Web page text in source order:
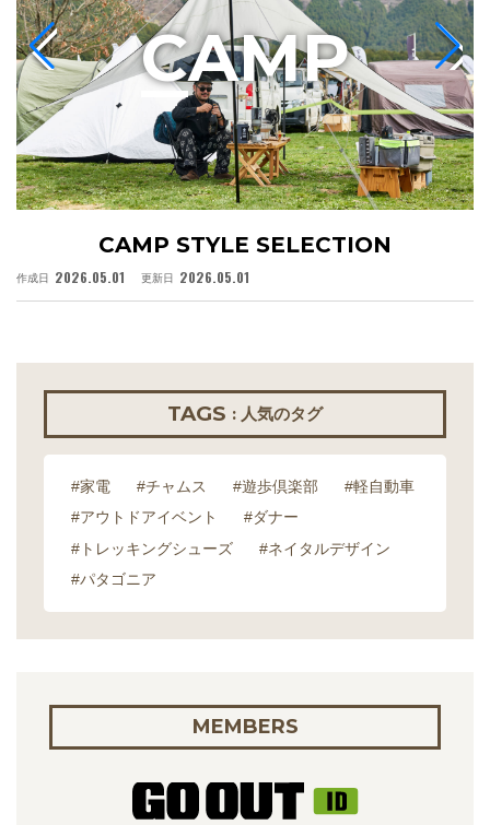
CAMP STYLE SELECTION
作成日 2026.05.01 更新日 2026.05.01
CAMP
TAGS : 人気のタグ
#家電 #チャムス #遊歩倶楽部
#軽自動車
#アウトドアイベント
#ダナー
#トレッキングシューズ
#ネイタルデザイン
#パタゴニア
MEMBERS